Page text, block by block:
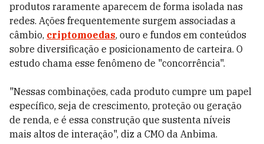
produtos raramente aparecem de forma isolada nas
redes. Ações frequentemente surgem associadas a
câmbio, criptomoedas, ouro e fundos em conteúdos
sobre diversificação e posicionamento de carteira. O
estudo chama esse fenômeno de "concorrência".
"Nessas combinações, cada produto cumpre um papel
específico, seja de crescimento, proteção ou geração
de renda, e é essa construção que sustenta níveis
mais altos de interação", diz a CMO da Anbima.